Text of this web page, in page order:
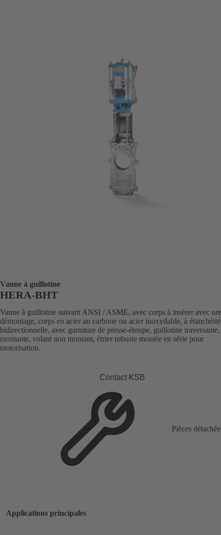
Vanne à guillotine
HERA-BHT
Vanne à guillotine suivant ANSI / ASME, avec corps à insérer avec
démontage, corps en acier au carbone ou acier inoxydable, à étanchéité
bidirectionnelle, avec garniture de presse-étoupe, guillotine
montante, volant non montant, étrier robuste montée en série pour
motorisation.
Contact KSB
Pièces
Applications principales